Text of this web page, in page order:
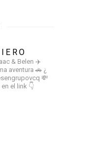
& Belen ✈️
aventura 🚗 ¿
💸
el link 👇